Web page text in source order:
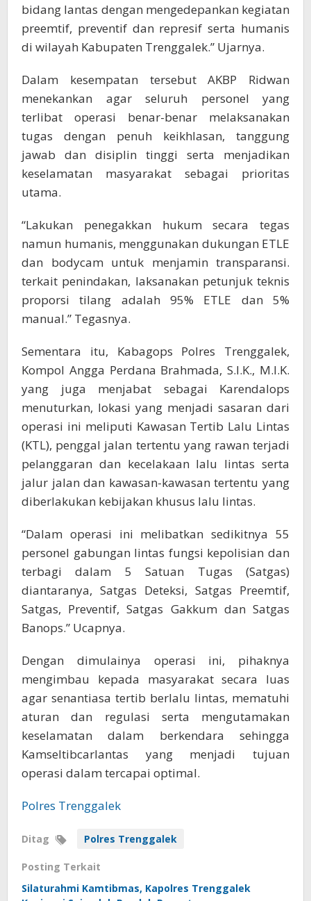
bidang lantas dengan mengedepankan kegiatan
preemtif, preventif dan represif serta humanis
di wilayah Kabupaten Trenggalek.” Ujarnya.
Dalam kesempatan tersebut AKBP Ridwan
menekankan agar seluruh personel yang
terlibat operasi benar-benar melaksanakan
tugas dengan penuh keikhlasan, tanggung
jawab dan disiplin tinggi serta menjadikan
keselamatan masyarakat sebagai prioritas
utama.
“Lakukan penegakkan hukum secara tegas
namun humanis, menggunakan dukungan ETLE
dan bodycam untuk menjamin transparansi.
terkait penindakan, laksanakan petunjuk teknis
proporsi tilang adalah 95% ETLE dan 5%
manual.” Tegasnya.
Sementara itu, Kabagops Polres Trenggalek,
Kompol Angga Perdana Brahmada, S.I.K., M.I.K.
yang juga menjabat sebagai Karendalops
menuturkan, lokasi yang menjadi sasaran dari
operasi ini meliputi Kawasan Tertib Lalu Lintas
(KTL), penggal jalan tertentu yang rawan terjadi
pelanggaran dan kecelakaan lalu lintas serta
jalur jalan dan kawasan-kawasan tertentu yang
diberlakukan kebijakan khusus lalu lintas.
“Dalam operasi ini melibatkan sedikitnya 55
personel gabungan lintas fungsi kepolisian dan
terbagi dalam 5 Satuan Tugas (Satgas)
diantaranya, Satgas Deteksi, Satgas Preemtif,
Satgas, Preventif, Satgas Gakkum dan Satgas
Banops.” Ucapnya.
Dengan dimulainya operasi ini, pihaknya
mengimbau kepada masyarakat secara luas
agar senantiasa tertib berlalu lintas, mematuhi
aturan dan regulasi serta mengutamakan
keselamatan dalam berkendara sehingga
Kamseltibcarlantas yang menjadi tujuan
operasi dalam tercapai optimal.
Polres Trenggalek
Ditag Polres Trenggalek
Posting Terkait
Silaturahmi Kamtibmas, Kapolres Trenggalek